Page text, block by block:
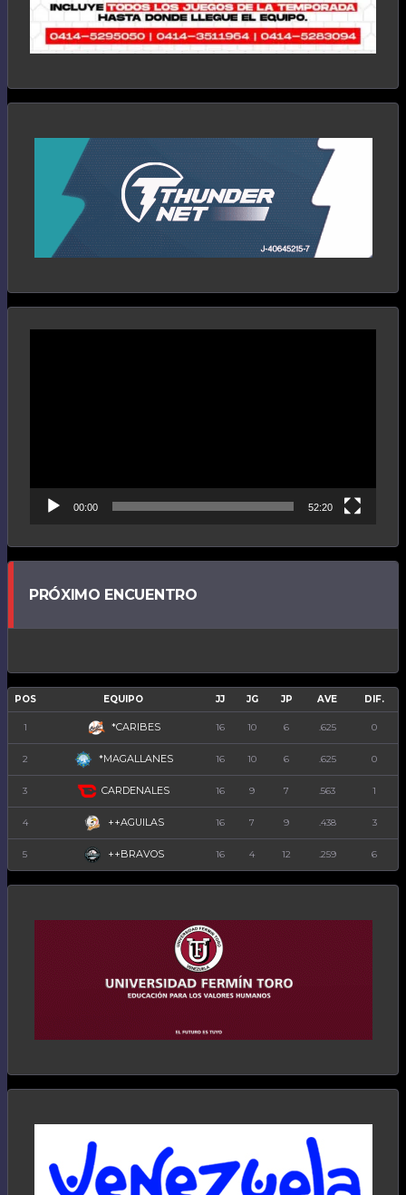
00:00 52:20
PRÓXIMO ENCUENTRO
POS EQUIPO JJ JG JP AVE DIF.
1 *CARIBES 16 10 6 .625 0
2 *MAGALLANES 16 10 6 .625 0
3 CARDENALES 16 9 7 .563 1
4 ++AGUILAS 16 7 9 .438 3
5 ++BRAVOS 16 4 12 .259 6